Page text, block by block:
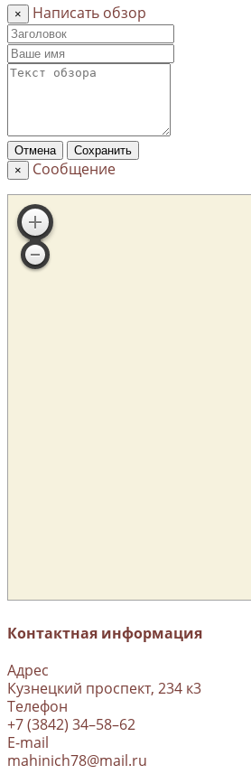
× Написать обзор
Отмена
Сохранить
×
Сообщение
Контактная информация
Адрес
Кузнецкий проспект, 234 к3
Телефон
+7 (3842) 34–58–62
E-mail
mahinich78@mail.ru